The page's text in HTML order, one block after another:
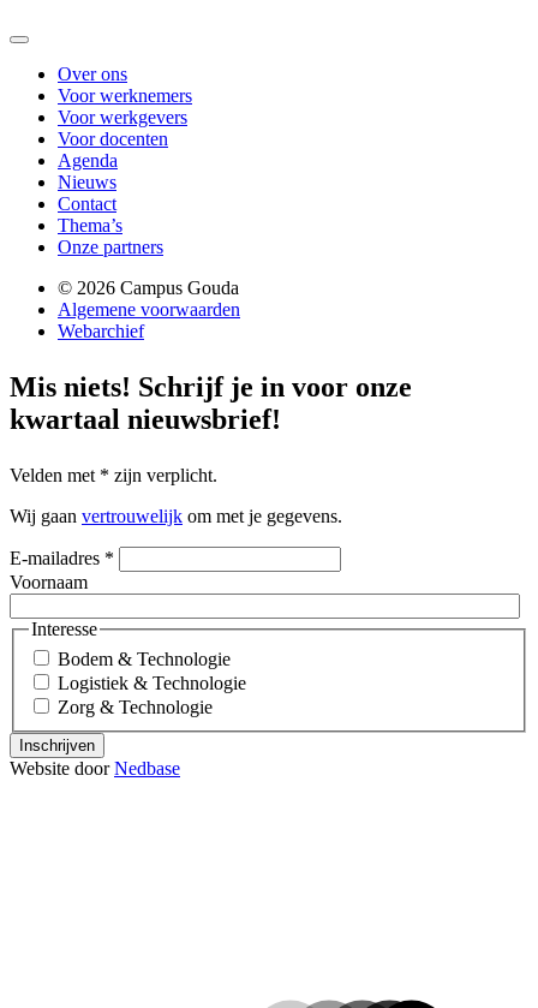
Over ons
Voor werknemers
Voor werkgevers
Voor docenten
Agenda
Nieuws
Contact
Thema’s
Onze partners
© 2026 Campus Gouda
Algemene voorwaarden
Webarchief
Mis niets! Schrijf je in voor onze
kwartaal nieuwsbrief!
Velden met * zijn verplicht.
Wij gaan vertrouwelijk om met je gegevens.
E-mailadres *
Voornaam
Interesse
Bodem & Technologie
Logistiek & Technologie
Zorg & Technologie
Inschrijven
Website doorNedbase